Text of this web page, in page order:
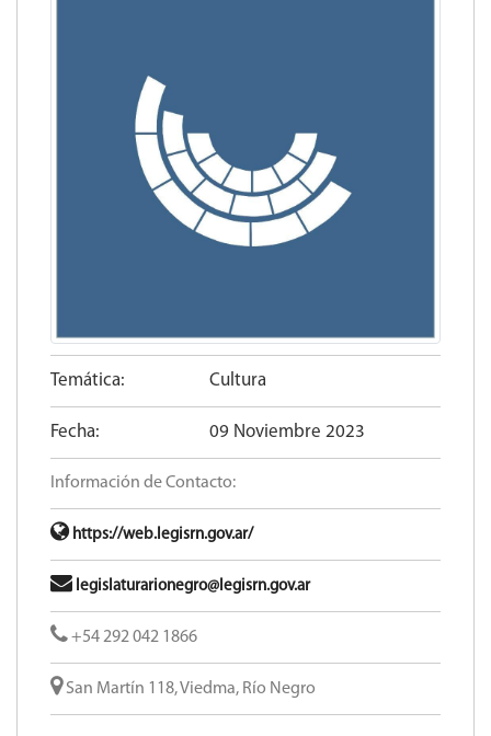
Temática: Cultura
Fecha: 09 Noviembre 2023
Información de Contacto:
https://web.legisrn.gov.ar/
legislaturarionegro@legisrn.gov.ar
+54 292 042 1866
San Martín 118, Viedma, Río Negro